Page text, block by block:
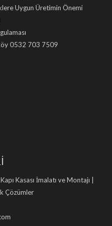
Uygun Üretimin Önemi
0532 703 7509
Kasası İmalatı ve Montajı |
Çözümler